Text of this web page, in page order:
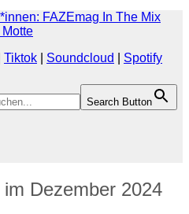
Search Button
FAZEmag In The Mix
Tiktok Soundcloud
Spotify
Dezember 2024